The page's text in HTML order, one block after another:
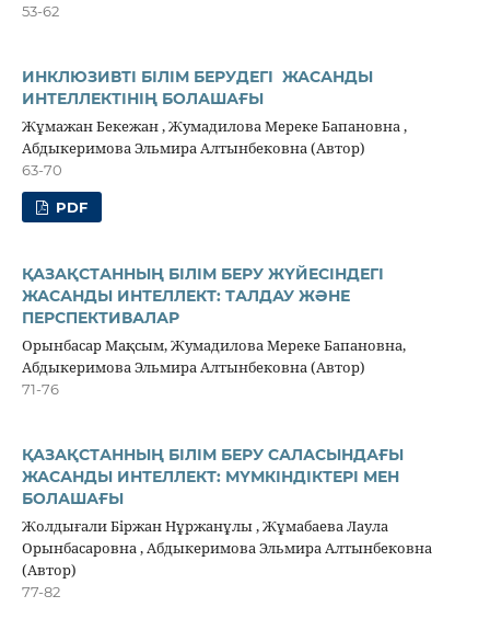
53-62
ИНКЛЮЗИВТІ БІЛІМ БЕРУДЕГІ ЖАСАНДЫ
ИНТЕЛЛЕКТІНІҢ БОЛАШАҒЫ
Жұмажан Бекежан , Жумадилова Мереке Бапановна ,
Абдыкеримова Эльмира Алтынбековна (Автор)
63-70
PDF
ҚАЗАҚСТАННЫҢ БІЛІМ БЕРУ ЖҮЙЕСІНДЕГІ
ЖАСАНДЫ ИНТЕЛЛЕКТ: ТАЛДАУ ЖӘНЕ
ПЕРСПЕКТИВАЛАР
Орынбасар Мақсым, Жумадилова Мереке Бапановна,
Абдыкеримова Эльмира Алтынбековна (Автор)
71-76
ҚАЗАҚСТАННЫҢ БІЛІМ БЕРУ САЛАСЫНДАҒЫ
ЖАСАНДЫ ИНТЕЛЛЕКТ: МҮМКІНДІКТЕРІ МЕН
БОЛАШАҒЫ
Жолдығали Біржан Нұржанұлы , Жұмабаева Лаула
Орынбасаровна , Абдыкеримова Эльмира Алтынбековна
(Автор)
77-82